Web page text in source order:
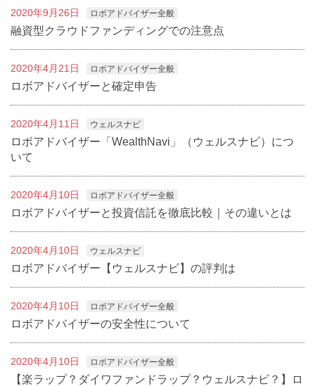
2020年9月26日 ロボアドバイザー全般
融資型クラウドファンディングでの注意点
2020年4月21日 ロボアドバイザー全般
ロボアドバイザーと確定申告
2020年4月11日 ウェルスナビ
ロボアドバイザー「WealthNavi」（ウェルスナビ）につ
いて
2020年4月10日 ロボアドバイザー全般
ロボアドバイザーと投資信託を徹底比較｜その違いとは
2020年4月10日 ウェルスナビ
ロボアドバイザー【ウェルスナビ】の評判は
2020年4月10日 ロボアドバイザー全般
ロボアドバイザーの安全性について
2020年4月10日 ロボアドバイザー全般
【楽ラップ？ダイワファンドラップ？ウェルスナビ？】ロ